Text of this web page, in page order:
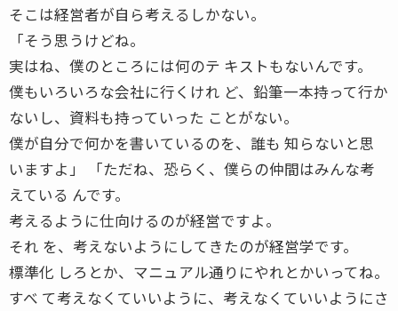
そこは経営者が自ら考えるしかない。
「そう思うけどね。
実はね、僕のところには何のテ キストもないんです。
僕もいろいろな会社に行くけれ ど、鉛筆一本持って行か
ないし、資料も持っていった ことがない。
僕が自分で何かを書いているのを、誰も 知らないと思
いますよ」 「ただね、恐らく、僕らの仲間はみんな考
えている んです。
考えるように仕向けるのが経営ですよ。
それ を、考えないようにしてきたのが経営学です。
標準化 しろとか、マニュアル通りにやれとかいってね。
すべ て考えなくていいように、考えなくていいようにさ